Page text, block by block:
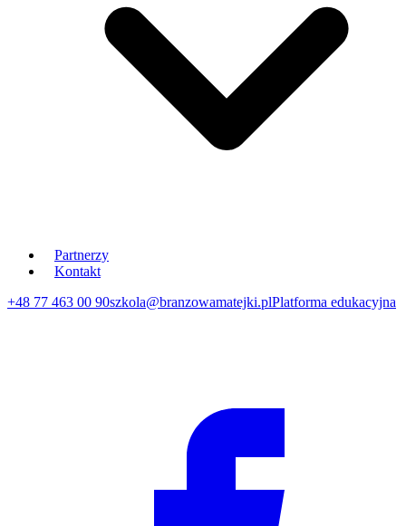
Partnerzy
Kontakt
+48 77 463 00 90szkola@branzowamatejki.plPlatforma edukacyjna